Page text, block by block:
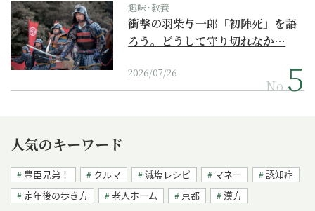
趣味･教養
衝撃の羽柴与一郎「初陣死」を語
ろう。どうして守り切れなか…
2026/07/26
No.
人気のキーワード
豊臣兄弟！ クルマ 減塩レシピ マネー
認知症
定年後の歩き方
老人ホーム 京都 漢方